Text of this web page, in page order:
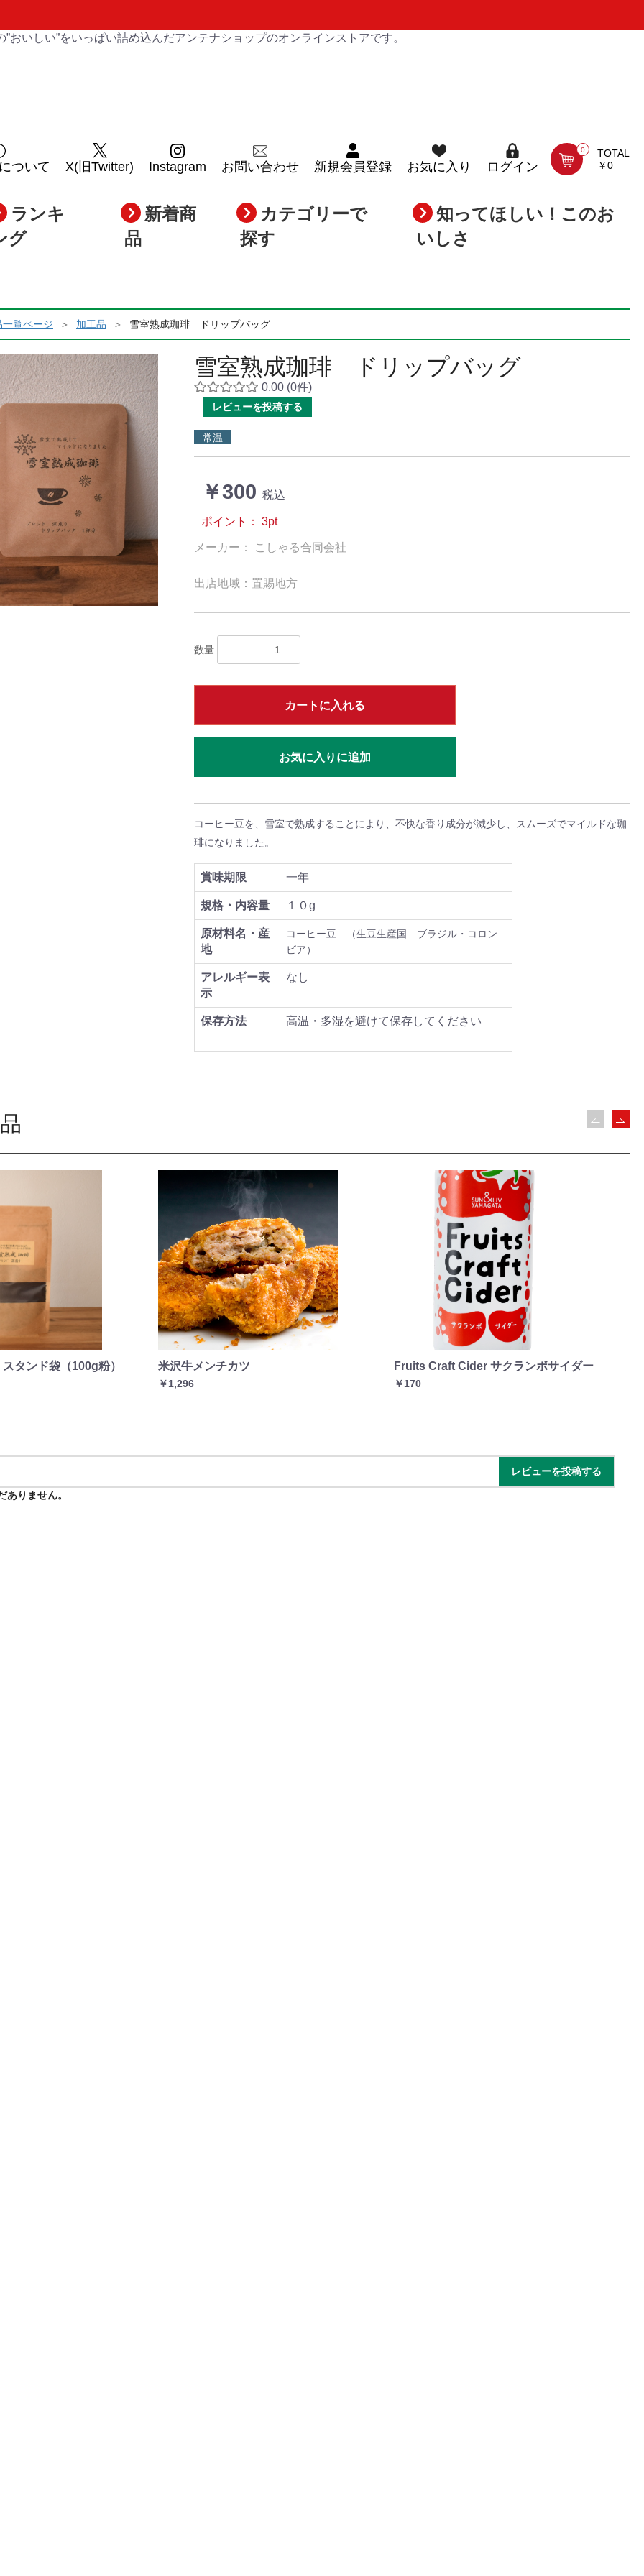
いしい”をいっぱい詰め込んだアンテナショップのオンラインストアです。
ついて X(旧Twitter) Instagram お問い合わせ 新規会員登録 お気に入り ログイン
0
TOTAL
￥0
ランキ
グ
新着商
品
カテゴリーで
探す
知ってほしい！このお
いしさ
一覧ページ 加工品 雪室熟成珈琲 ドリップバッグ
雪室熟成珈琲 ドリップバッグ
0.00 (0件)
レビューを投稿する
常温
￥300 税込
ポイント： 3pt
メーカー： こしゃる合同会社
出店地域：置賜地方
数量
カートに入れる
お気に入りに追加
コーヒー豆を、雪室で熟成することにより、不快な香り成分が減少し、スムーズでマイルドな珈
琲になりました。
賞味期限 一年
規格・内容量 １０g
原材料名・産
地
コーヒー豆 （生豆生産国 ブラジル・コロン
ビア）
アレルギー表
示
なし
保存方法 高温・多湿を避けて保存してください
タンド袋（100g粉） 米沢牛メンチカツ
￥1,296
Fruits Craft Cider サクランボサイダー
￥170
レビューを投稿する
ありません。